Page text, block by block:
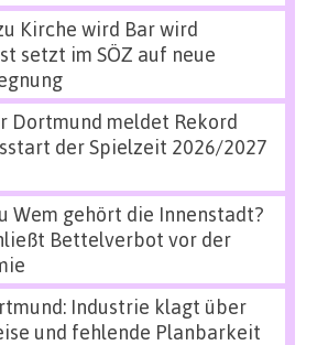
Kirche wird Bar wird
setzt im SÖZ auf neue
Dortmund meldet Rekord
der Spielzeit 2026/2027
Wem gehört die Innenstadt?
Bettelverbot vor der
Industrie klagt über
und fehlende Planbarkeit